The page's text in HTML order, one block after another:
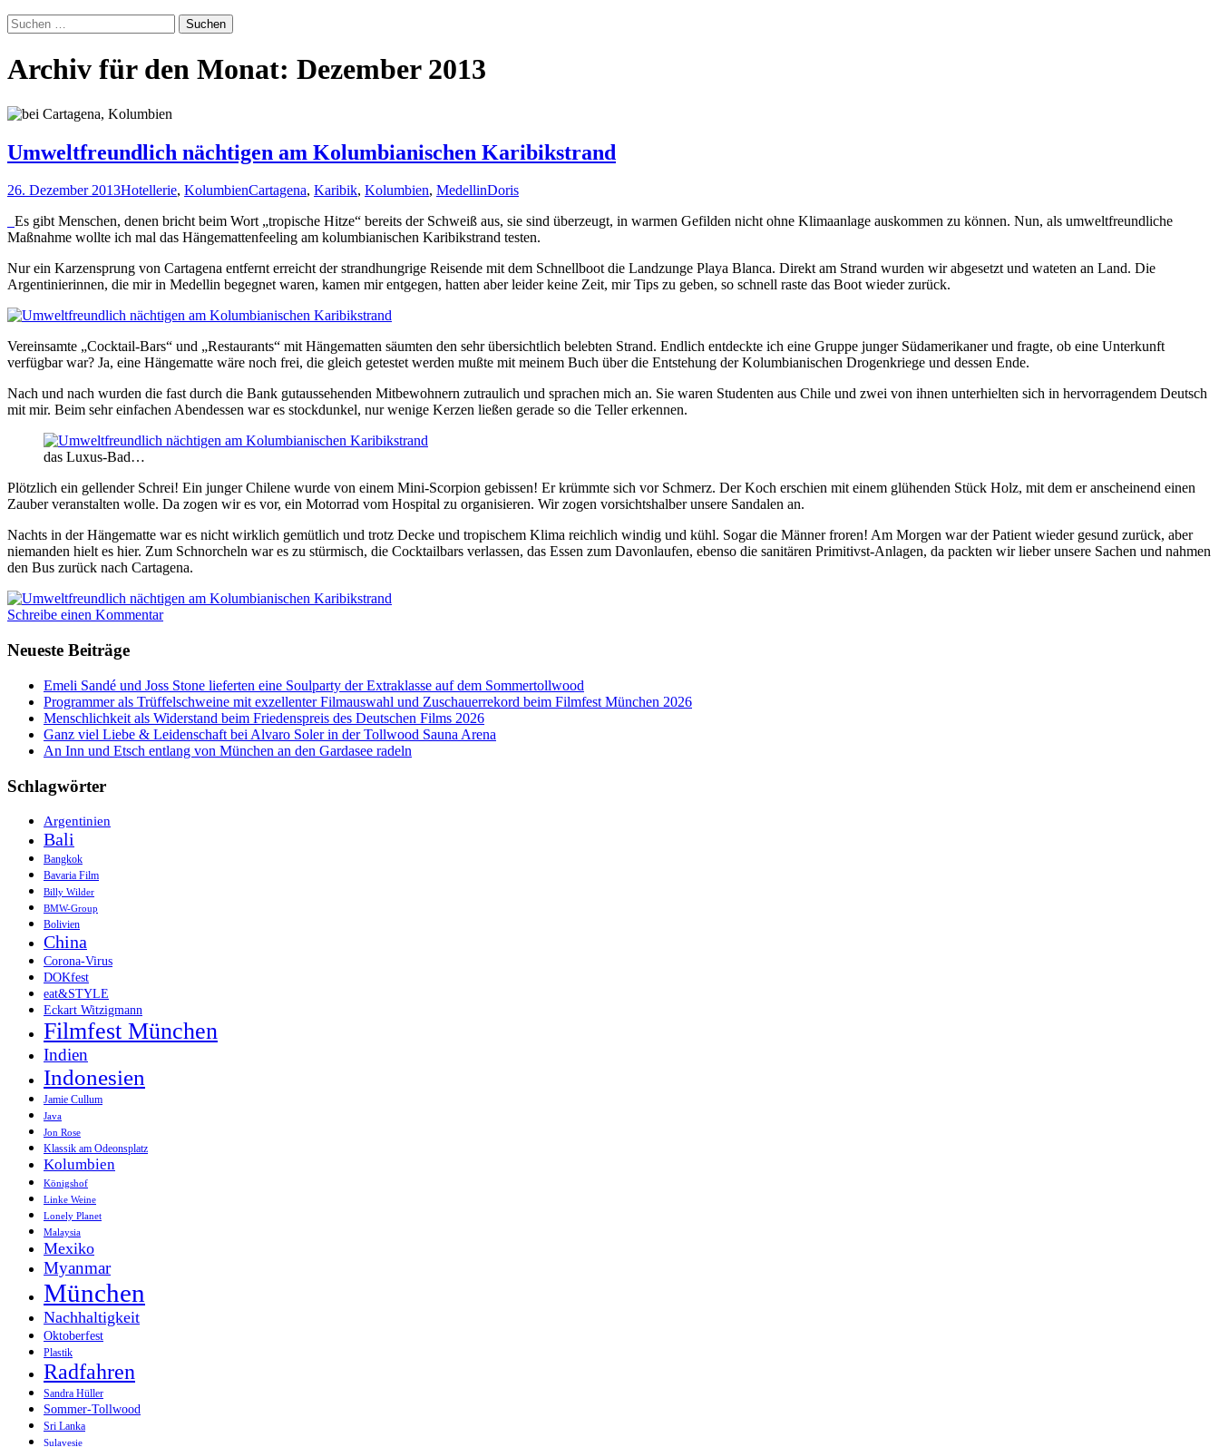
Suchen
nach:
Archiv für den Monat: Dezember 2013
Umweltfreundlich nächtigen am Kolumbianischen Karibikstrand
26. Dezember 2013Hotellerie, KolumbienCartagena, Karibik, Kolumbien, MedellinDoris
Es gibt Menschen, denen bricht beim Wort „tropische Hitze“ bereits der Schweiß aus, sie sind überzeugt, in warmen Gefilden nicht ohne Klimaanlage auskommen zu können. Nun, als umweltfreundliche
Maßnahme wollte ich mal das Hängemattenfeeling am kolumbianischen Karibikstrand testen.
Nur ein Karzensprung von Cartagena entfernt erreicht der strandhungrige Reisende mit dem Schnellboot die Landzunge Playa Blanca. Direkt am Strand wurden wir abgesetzt und wateten an Land. Die
Argentinierinnen, die mir in Medellin begegnet waren, kamen mir entgegen, hatten aber leider keine Zeit, mir Tips zu geben, so schnell raste das Boot wieder zurück.
Vereinsamte „Cocktail-Bars“ und „Restaurants“ mit Hängematten säumten den sehr übersichtlich belebten Strand. Endlich entdeckte ich eine Gruppe junger Südamerikaner und fragte, ob eine Unterkunft
verfügbar war? Ja, eine Hängematte wäre noch frei, die gleich getestet werden mußte mit meinem Buch über die Entstehung der Kolumbianischen Drogenkriege und dessen Ende.
Nach und nach wurden die fast durch die Bank gutaussehenden Mitbewohnern zutraulich und sprachen mich an. Sie waren Studenten aus Chile und zwei von ihnen unterhielten sich in hervorragendem Deutsch
mit mir. Beim sehr einfachen Abendessen war es stockdunkel, nur wenige Kerzen ließen gerade so die Teller erkennen.
das Luxus-Bad…
Plötzlich ein gellender Schrei! Ein junger Chilene wurde von einem Mini-Scorpion gebissen! Er krümmte sich vor Schmerz. Der Koch erschien mit einem glühenden Stück Holz, mit dem er anscheinend einen
Zauber veranstalten wolle. Da zogen wir es vor, ein Motorrad vom Hospital zu organisieren. Wir zogen vorsichtshalber unsere Sandalen an.
Nachts in der Hängematte war es nicht wirklich gemütlich und trotz Decke und tropischem Klima reichlich windig und kühl. Sogar die Männer froren! Am Morgen war der Patient wieder gesund zurück, aber
niemanden hielt es hier. Zum Schnorcheln war es zu stürmisch, die Cocktailbars verlassen, das Essen zum Davonlaufen, ebenso die sanitären Primitivst-Anlagen, da packten wir lieber unsere Sachen und nahmen
den Bus zurück nach Cartagena.
Schreibe einen Kommentar
Neueste Beiträge
Emeli Sandé und Joss Stone lieferten eine Soulparty der Extraklasse auf dem Sommertollwood
Programmer als Trüffelschweine mit exzellenter Filmauswahl und Zuschauerrekord beim Filmfest München 2026
Menschlichkeit als Widerstand beim Friedenspreis des Deutschen Films 2026
Ganz viel Liebe & Leidenschaft bei Alvaro Soler in der Tollwood Sauna Arena
An Inn und Etsch entlang von München an den Gardasee radeln
Schlagwörter
Argentinien
Bali
Bangkok
Bavaria Film
Billy Wilder
BMW-Group
Bolivien
China
Corona-Virus
DOKfest
eat&STYLE
Eckart Witzigmann
Filmfest München
Indien
Indonesien
Jamie Cullum
Java
Jon Rose
Klassik am Odeonsplatz
Kolumbien
Königshof
Linke Weine
Lonely Planet
Malaysia
Mexiko
Myanmar
München
Nachhaltigkeit
Oktoberfest
Plastik
Radfahren
Sandra Hüller
Sommer-Tollwood
Sri Lanka
Sulavesie